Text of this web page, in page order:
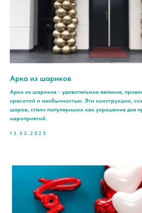
Арка из шариков
Арки из шариков - удивительное явление,
красотой и необычностью. Эти конструкции,
шаров, стали популярными как украшение для
мероприятий.
13.03.2025